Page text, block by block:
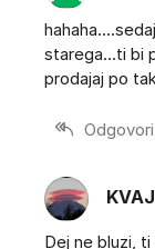
starega...ti bi
prodajaj po
Odgovori
Dej ne bluzi,